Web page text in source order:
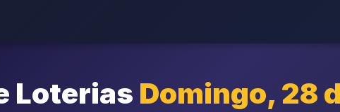
Loterias Domingo, 28